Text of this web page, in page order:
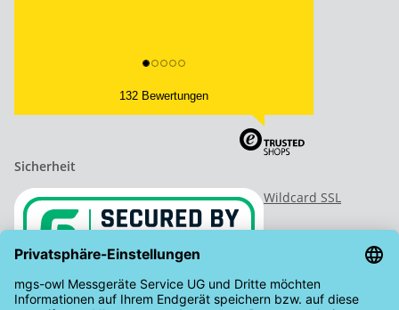
132 Bewertungen
Sicherheit
Wildcard SSL